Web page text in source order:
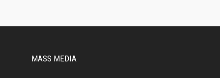
MASS MEDIA